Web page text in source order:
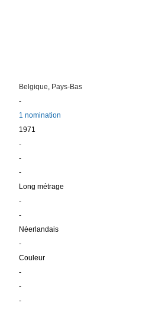
Belgique, Pays-Bas
-
1 nomination
1971
-
-
-
Long métrage
-
-
Néerlandais
-
Couleur
-
-
-